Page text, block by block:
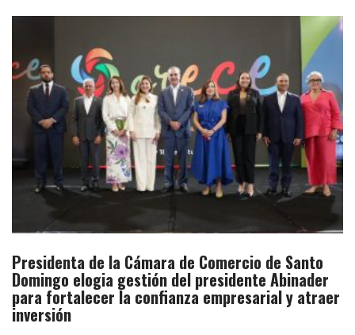
Presidenta de la Cámara de Comercio de Santo
Domingo elogia gestión del presidente Abinader
para fortalecer la confianza empresarial y atraer
inversión